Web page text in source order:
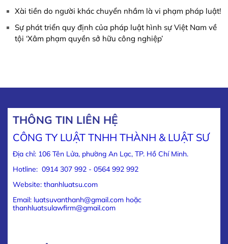
Xài tiền do người khác chuyển nhầm là vi phạm pháp luật!
Sự phát triển quy định của pháp luật hình sự Việt Nam về
tội ‘Xâm phạm quyền sở hữu công nghiệp’
THÔNG TIN LIÊN HỆ
CÔNG TY LUẬT TNHH THÀNH & LUẬT SƯ
Địa chỉ: 106 Tên Lửa, phường An Lạc, TP. Hồ Chí Minh.
Hotline: 0914 307 992 - 0564 992 992
Website: thanhluatsu.com
Email: luatsuvanthanh@gmail.com hoặc
thanhluatsulawfirm@gmail.com